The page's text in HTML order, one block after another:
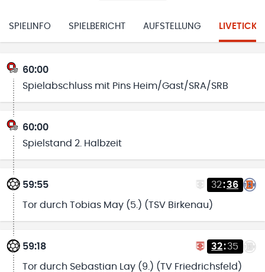
SPIELINFO SPIELBERICHT AUFSTELLUNG
60:00
Spielabschluss mit Pins Heim/Gast/SRA/SRB
60:00
Spielstand 2. Halbzeit
59:55 32:36
Tor durch Tobias May (5.) (TSV Birkenau)
59:18 32:35
Tor durch Sebastian Lay (9.) (TV Friedrichsfeld)